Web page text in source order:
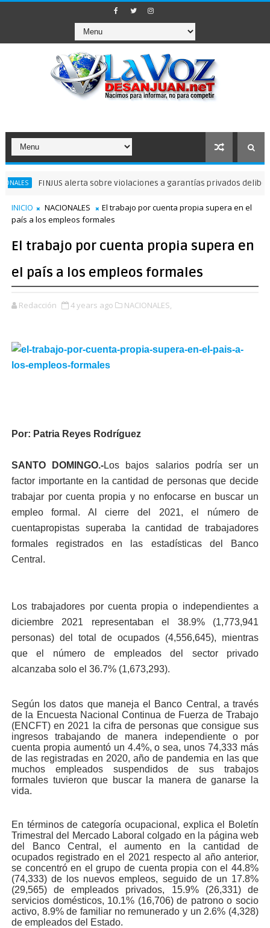
FINJUS alerta sobre violaciones a garantías privados delibertad
INICIO NACIONALES
El trabajo por cuenta propia supera en el
país a los empleos formales
El trabajo por cuenta propia supera en
el país a los empleos formales
Redacción 4 years ago NACIONALES,
Por: Patria Reyes Rodríguez
SANTO DOMINGO.-Los bajos salarios podría ser un
factor importante en la cantidad de personas que decide
trabajar por cuenta propia y no enfocarse en buscar un
empleo formal. Al cierre del 2021, el número de
cuentapropistas superaba la cantidad de trabajadores
formales registrados en las estadísticas del Banco
Central.
Los trabajadores por cuenta propia o independientes a
diciembre 2021 representaban el 38.9% (1,773,941
personas) del total de ocupados (4,556,645), mientras
que el número de empleados del sector privado
alcanzaba solo el 36.7% (1,673,293).
Según los datos que maneja el Banco Central, a través
de la Encuesta Nacional Continua de Fuerza de Trabajo
(ENCFT) en 2021 la cifra de personas que consigue sus
ingresos trabajando de manera independiente o por
cuenta propia aumentó un 4.4%, o sea, unos 74,333 más
de las registradas en 2020, año de pandemia en las que
muchos empleados suspendidos de sus trabajos
formales tuvieron que buscar la manera de ganarse la
vida.
En términos de categoría ocupacional, explica el Boletín
Trimestral del Mercado Laboral colgado en la página web
del Banco Central, el aumento en la cantidad de
ocupados registrado en el 2021 respecto al año anterior,
se concentró en el grupo de cuenta propia con el 44.8%
(74,333) de los nuevos empleos, seguido de un 17.8%
(29,565) de empleados privados, 15.9% (26,331) de
servicios domésticos, 10.1% (16,706) de patrono o socio
activo, 8.9% de familiar no remunerado y un 2.6% (4,328)
de empleados del Estado.